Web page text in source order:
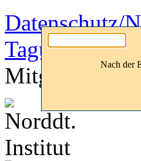
Datenschutz/
Tagungshäuser
MitgliederNach der